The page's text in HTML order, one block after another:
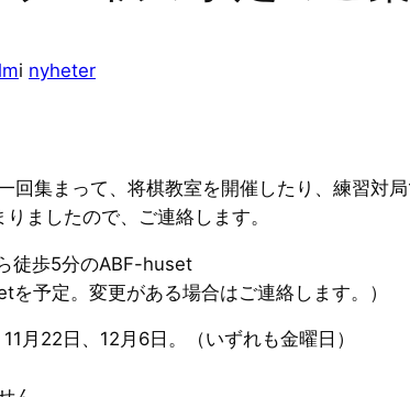
i nyheter
回集まって、将棋教室を開催したり、練習対
ましたので、ご連絡します。
徒歩5分のABF-huset
予定。変更がある場合はご連絡します。）
月22日、12月6日。（いずれも金曜日）